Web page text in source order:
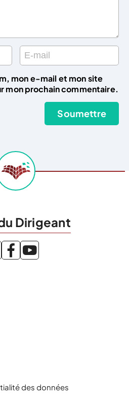
mon e-mail et mon site
mon prochain commentaire.
Dirigeant
des données